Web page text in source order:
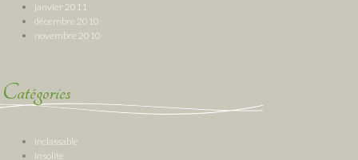
janvier 2011
décembre 2010
novembre 2010
Catégories
Inclassable
Insolite